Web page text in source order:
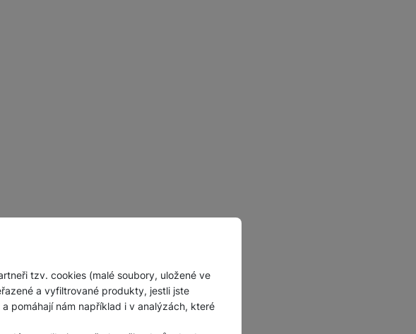
tzv. cookies (malé soubory, uložené ve
a vyfiltrované produkty, jestli jste
pomáhají nám například i v analýzách, které